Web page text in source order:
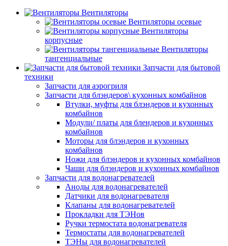
Вентиляторы
Вентиляторы осевые
Вентиляторы
корпусные
Вентиляторы
тангенциальные
Запчасти для бытовой
техники
Запчасти для аэрогриля
Запчасти для блэндеров\ кухонных комбайнов
Втулки, муфты для блэндеров и кухонных
комбайнов
Модули/ платы для блендеров и кухонных
комбайнов
Моторы для блэндеров и кухонных
комбайнов
Ножи для блэндеров и кухонных комбайнов
Чаши для блэндеров и кухонных комбайнов
Запчасти для водонагревателей
Аноды для водонагревателей
Датчики для водонагревателя
Клапаны для водонагревателей
Прокладки для ТЭНов
Ручки термостата водонагревателя
Термостаты для водонагревателей
ТЭНы для водонагревателей